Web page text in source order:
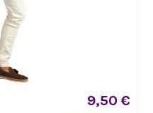
9,50 €